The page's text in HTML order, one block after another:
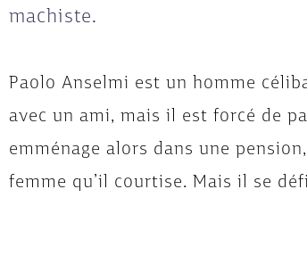
machiste.
Paolo Anselmi est un homme
avec un ami, mais il est forcé de
emménage alors dans une
femme qu’il courtise. Mais il se